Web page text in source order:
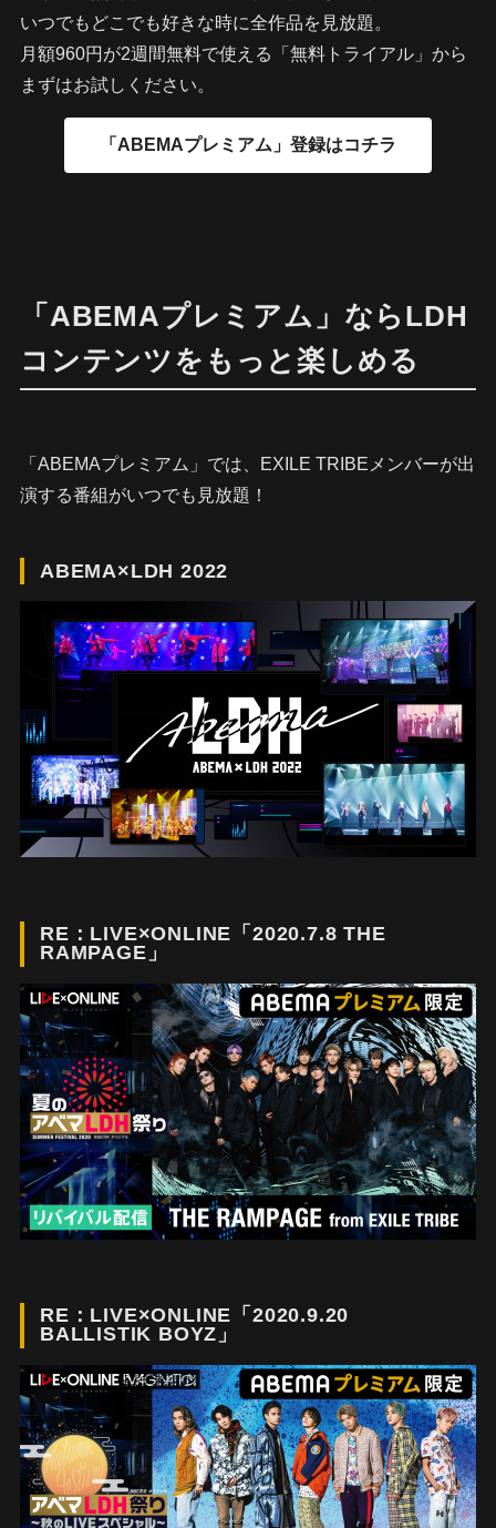
いつでもどこでも好きな時に全作品を見放題。
月額960円が2週間無料で使える「無料トライアル」から
まずはお試しください。
「ABEMAプレミアム」ならLDH
コンテンツをもっと楽しめる
「ABEMAプレミアム」では、EXILE TRIBEメンバーが出
演する番組がいつでも見放題！
ABEMA×LDH 2022
RE：LIVE×ONLINE「2020.7.8 THE
RAMPAGE」
RE：LIVE×ONLINE「2020.9.20
BALLISTIK BOYZ」